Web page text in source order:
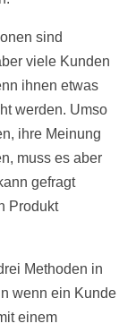
sind
viele Kunden
ihnen etwas
werden. Umso
ihre Meinung
muss es aber
gefragt
Produkt
Methoden in
wenn ein Kunde
einem